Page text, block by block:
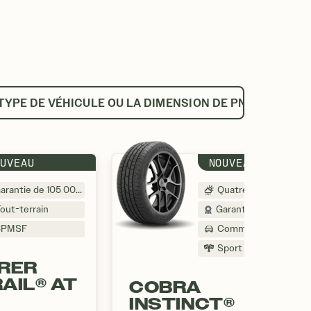
DE VÉHICULE OU LA DIMENSION DE PNEU
Garantie de 105 000 km
terrain
AT
NOUVEAU
Quatre saisons
Commuter
Sport performance
COBRA
INSTINCT®